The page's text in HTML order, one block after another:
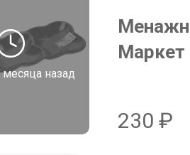
месяца назад
Маркет
230 ₽